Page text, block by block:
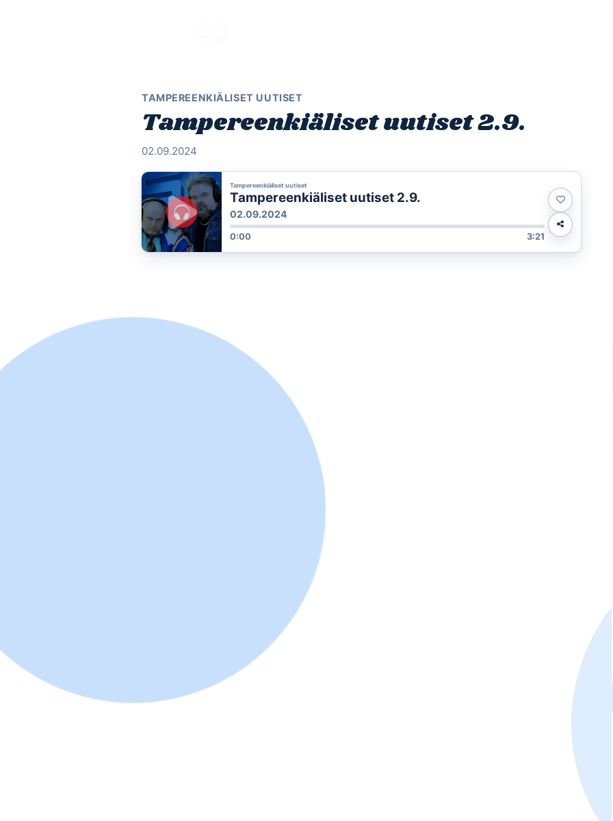
TAMPEREENKIÄLISET UUTISET
Tampereenkiäliset uutiset 2.9.
02.09.2024
Tampereenkiäliset uutiset
Tampereenkiäliset uutiset 2.9.
02.09.2024
0:00 3:21